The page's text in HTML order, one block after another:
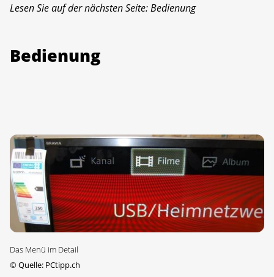
Lesen Sie auf der nächsten Seite: Bedienung
Bedienung
Das Menü im Detail
©Quelle: PCtipp.ch